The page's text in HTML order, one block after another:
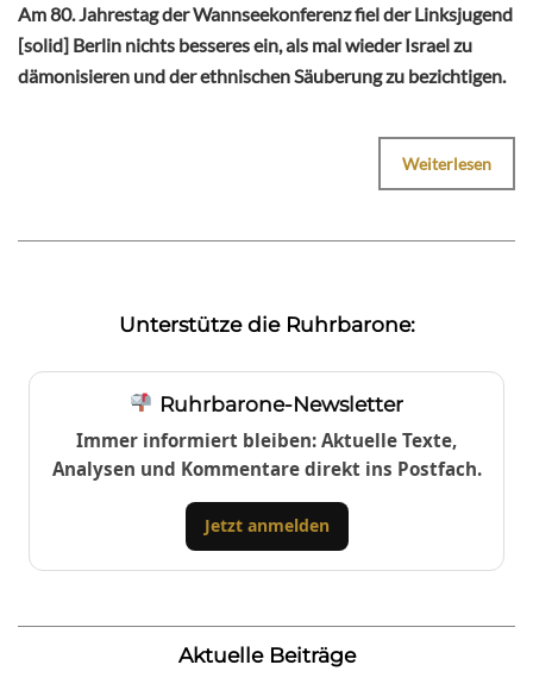
Am 80. Jahrestag der Wannseekonferenz fiel der Linksjugend
[solid] Berlin nichts besseres ein, als mal wieder Israel zu
dämonisieren und der ethnischen Säuberung zu bezichtigen.
Weiterlesen
Unterstütze die Ruhrbarone:
Ruhrbarone-Newsletter
Immer informiert bleiben: Aktuelle Texte,
Analysen und Kommentare direkt ins Postfach.
Jetzt anmelden
Aktuelle Beiträge